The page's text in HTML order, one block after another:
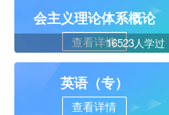
会主义理论体系概论
查看详情16523人学过
英语（专）
查看详情